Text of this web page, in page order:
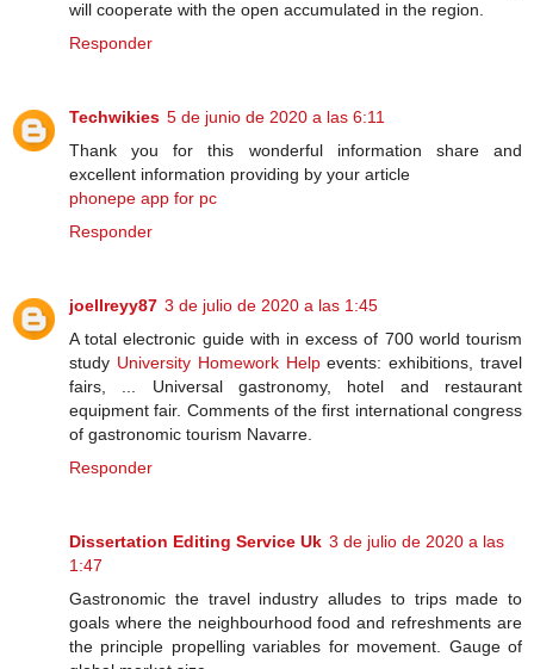
will cooperate with the open accumulated in the region.
Responder
Techwikies 5 de junio de 2020 a las 6:11
Thank you for this wonderful information share and
excellent information providing by your article
phonepe app for pc
Responder
joellreyy87 3 de julio de 2020 a las 1:45
A total electronic guide with in excess of 700 world tourism
study University Homework Helpevents: exhibitions, travel
fairs, ... Universal gastronomy, hotel and restaurant
equipment fair. Comments of the first international congress
of gastronomic tourism Navarre.
Responder
Dissertation Editing Service Uk 3 de julio de 2020 a las
1:47
Gastronomic the travel industry alludes to trips made to
goals where the neighbourhood food and refreshments are
the principle propelling variables for movement. Gauge of